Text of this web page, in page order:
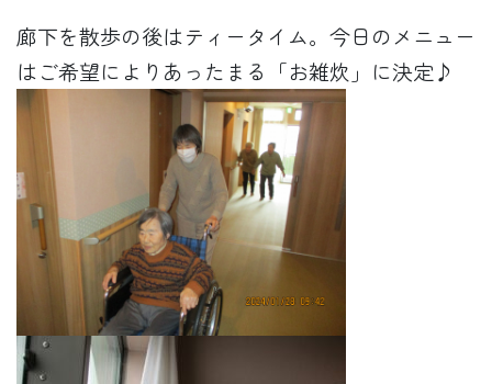
廊下を散歩の後はティータイム。今日のメニュー
はご希望によりあったまる「お雑炊」に決定♪